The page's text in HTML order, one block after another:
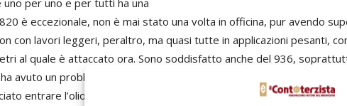
uno per uno e per tutti ha una
è eccezionale, non è mai stato una volta in officina, pur avendo
con lavori leggeri, peraltro, ma quasi tutte in applicazioni pesanti,
al quale è attaccato ora. Sono soddisfatto anche del 936,
avuto un problema piuttosto serio al motore, per la rottura dello
entrare l’olio nel blocco, sporcando tutto il circuito di